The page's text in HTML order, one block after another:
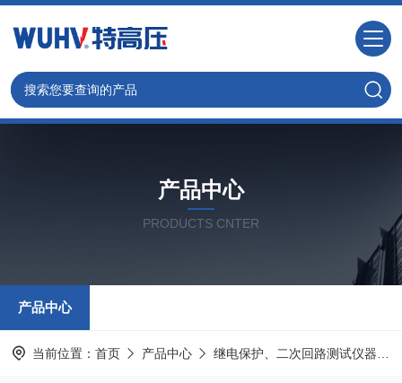
产品中心
PRODUCTS CNTER
产品中心
当前位置： 首页 产品中心 继电保护、二次回路测试仪器